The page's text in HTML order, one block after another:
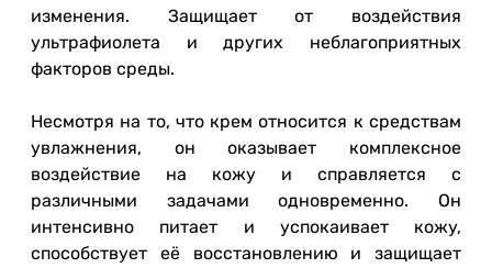
изменения. Защищает от воздействия
ультрафиолета и других неблагоприятных
факторов среды.
Несмотря на то, что крем относится к средствам
увлажнения, он оказывает комплексное
воздействие на кожу и справляется с
различными задачами одновременно. Он
интенсивно питает и успокаивает кожу,
способствует её восстановлению и защищает